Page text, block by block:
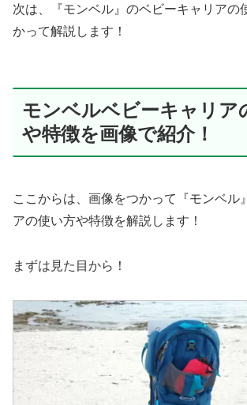
次は、『モンベル』のベビーキャリアの
かって解説します！
モンベルベビーキャリア
や特徴を画像で紹介！
ここからは、画像をつかって『モンベル
アの使い方や特徴を解説します！
まずは見た目から！